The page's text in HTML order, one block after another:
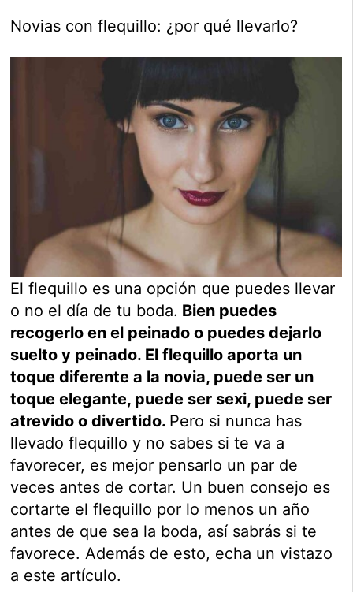
Novias con flequillo: ¿por qué llevarlo?
El flequillo es una opción que puedes llevar
o no el día de tu boda. Bien puedes
recogerlo en el peinado o puedes dejarlo
suelto y peinado. El flequillo aporta un
toque diferente a la novia, puede ser un
toque elegante, puede ser sexi, puede ser
atrevido o divertido. Pero si nunca has
llevado flequillo y no sabes si te va a
favorecer, es mejor pensarlo un par de
veces antes de cortar. Un buen consejo es
cortarte el flequillo por lo menos un año
antes de que sea la boda, así sabrás si te
favorece. Además de esto, echa un vistazo
a este artículo.